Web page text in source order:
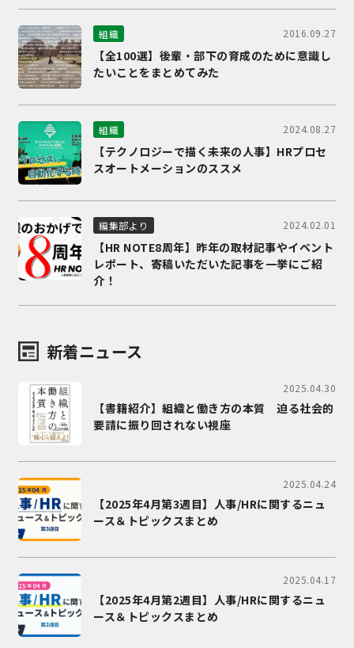
組織 2016.09.27
【全100選】後輩・部下の育成のために意識し
たいことをまとめてみた
組織 2024.08.27
【テクノロジーで描く未来の人事】HRプロセ
スオートメーションのススメ
編集部より 2024.02.01
【HR NOTE8周年】昨年の取材記事やイベント
レポート、寄稿いただいた記事を一挙にご紹
介！
新着ニュース
2025.04.30
【書籍紹介】組織と働き方の本質 迫る社会的
要請に振り回されない視座
2025.04.24
【2025年4月第3週目】人事/HRに関するニュ
ース＆トピックスまとめ
2025.04.17
【2025年4月第2週目】人事/HRに関するニュ
ース＆トピックスまとめ